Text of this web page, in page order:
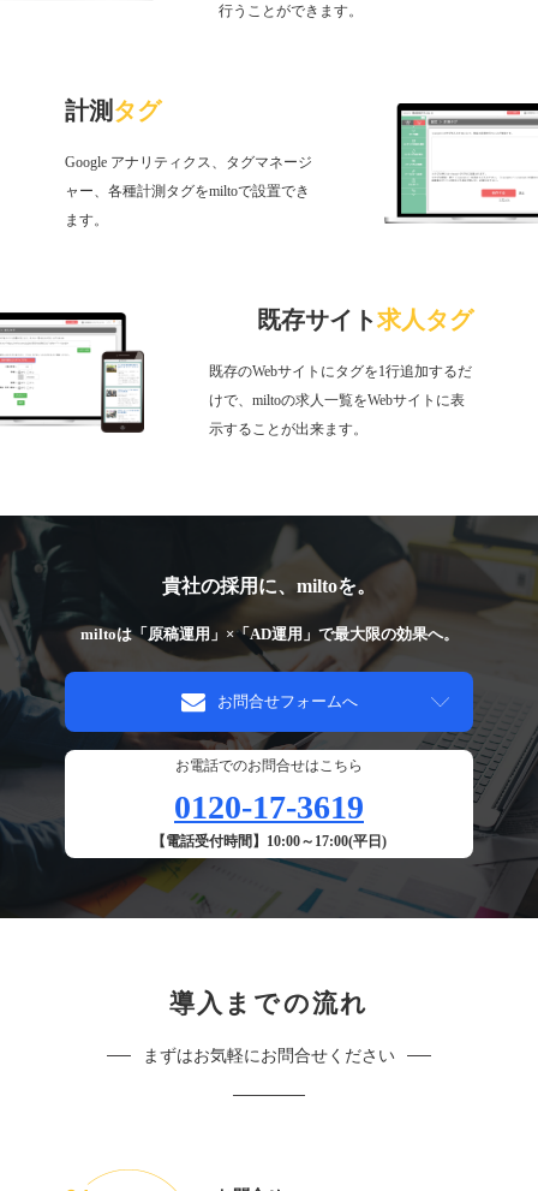
行うことができます。
計測 タグ
Google アナリティクス、タグマネージ
ャー、各種計測タグをmiltoで設置でき
ます。
既存サイト求人タグ
既存のWebサイトにタグを1行追加するだ
けで、miltoの求人一覧をWebサイトに表
示することが出来ます。
貴社の採用に、miltoを。
miltoは「原稿運用」×「AD運用」で最大限の効果へ。
お問合せフォームへ
お電話でのお問合せはこちら
0120-17-3619
【電話受付時間】10:00～17:00(平日)
導入までの流れ
まずはお気軽にお問合せください